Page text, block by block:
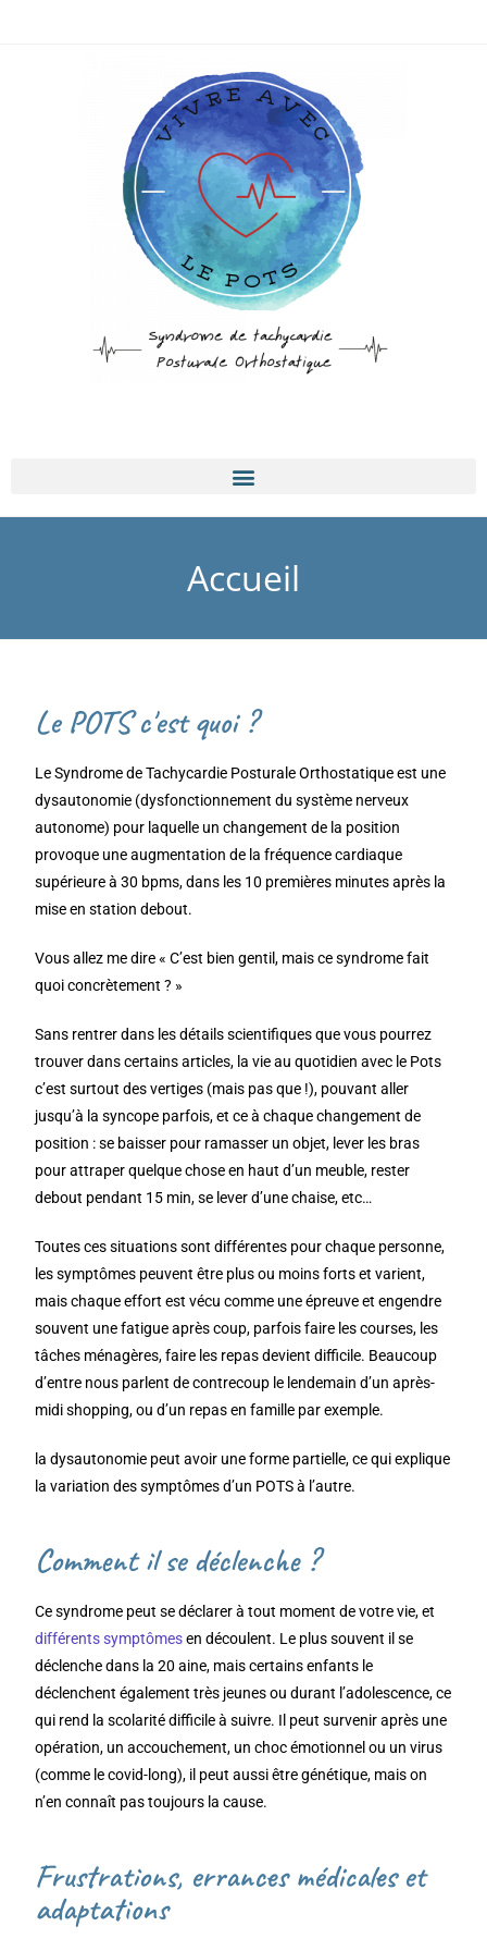
Accueil
Le POTS c'est quoi ?
Le Syndrome de Tachycardie Posturale Orthostatique est une
dysautonomie (dysfonctionnement du système nerveux
autonome) pour laquelle un changement de la position
provoque une augmentation de la fréquence cardiaque
supérieure à 30 bpms, dans les 10 premières minutes après la
mise en station debout.
Vous allez me dire « C’est bien gentil, mais ce syndrome fait
quoi concrètement ? »
Sans rentrer dans les détails scientifiques que vous pourrez
trouver dans certains articles, la vie au quotidien avec le Pots
c’est surtout des vertiges (mais pas que !), pouvant aller
jusqu’à la syncope parfois, et ce à chaque changement de
position : se baisser pour ramasser un objet, lever les bras
pour attraper quelque chose en haut d’un meuble, rester
debout pendant 15 min, se lever d’une chaise, etc…
Toutes ces situations sont différentes pour chaque personne,
les symptômes peuvent être plus ou moins forts et varient,
mais chaque effort est vécu comme une épreuve et engendre
souvent une fatigue après coup, parfois faire les courses, les
tâches ménagères, faire les repas devient difficile. Beaucoup
d’entre nous parlent de contrecoup le lendemain d’un après-
midi shopping, ou d’un repas en famille par exemple.
la dysautonomie peut avoir une forme partielle, ce qui explique
la variation des symptômes d’un POTS à l’autre.
Comment il se déclenche ?
Ce syndrome peut se déclarer à tout moment de votre vie, et
différents symptômesen découlent. Le plus souvent il se
déclenche dans la 20 aine, mais certains enfants le
déclenchent également très jeunes ou durant l’adolescence, ce
qui rend la scolarité difficile à suivre. Il peut survenir après une
opération, un accouchement, un choc émotionnel ou un virus
(comme le covid-long), il peut aussi être génétique, mais on
n’en connaît pas toujours la cause.
Frustrations, errances médicales et
adaptations